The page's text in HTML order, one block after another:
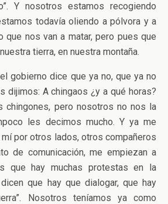
Y nosotros estamos recogiendo
todavía oliendo a pólvora y a
que nos van a matar, pero pues que
tierra, en nuestra montaña.
gobierno dice que ya no, que ya no
dijimos: A chingaos ¿y a qué horas?
chingones, pero nosotros no nos la
les decimos mucho. Y ya me
por otros lados, otros compañeros
de comunicación, me empiezan a
que hay muchas protestas en la
que hay que dialogar, que hay
Nosotros teníamos ya como